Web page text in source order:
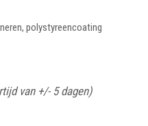
polystyreencoating
van +/- 5 dagen)